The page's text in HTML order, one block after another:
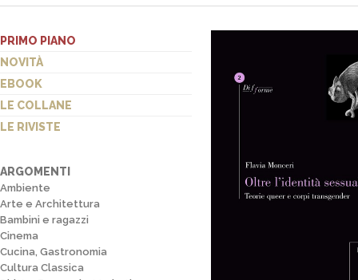
PRIMO PIANO
NOVITÀ
EBOOK
LE COLLANE
LE RIVISTE
ARGOMENTI
Ambiente
Arte e Architettura
Bambini e ragazzi
Cinema
Cucina, Gastronomia
Cultura Classica